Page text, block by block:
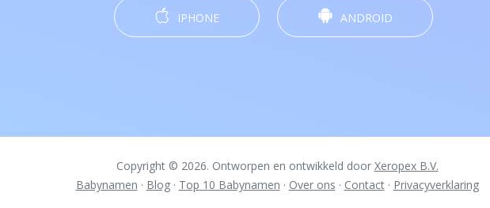
IPHONE ANDROID
Copyright © 2026. Ontworpen en ontwikkeld door Xeropex B.V.
Babynamen · Blog· Top 10 Babynamen · Over ons · Contact· Privacyverklaring